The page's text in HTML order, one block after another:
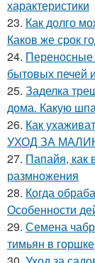
характеристики
23. Как долго
Каков же срок
24. Переносные
бытовых печей
25. Заделка
дома. Какую
26. Как
УХОД ЗА
27. Папайя, как
размножения
28. Когда
Особенности
29. Семена
тимьян в горшке